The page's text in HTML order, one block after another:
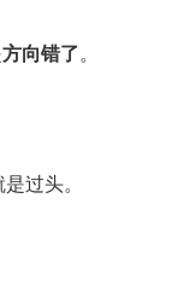
方向错了。
过头。